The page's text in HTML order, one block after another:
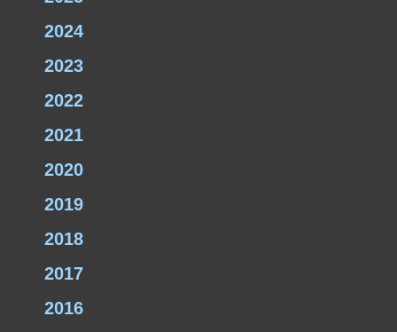
2024
2023
2022
2021
2020
2019
2018
2017
2016